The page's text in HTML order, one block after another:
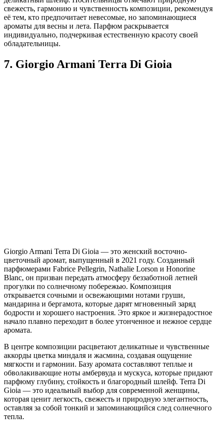
свежесть, гармонию и чувственность композиции, рекомендуя
её тем, кто предпочитает невесомые, но запоминающиеся
ароматы для весны и лета. Парфюм раскрывается
индивидуально, подчеркивая естественную красоту своей
обладательницы.
7. Giorgio Armani Terra Di Gioia
Giorgio Armani Terra Di Gioia — это женский восточно-
цветочный аромат, выпущенный в 2021 году. Созданный
парфюмерами Fabrice Pellegrin, Nathalie Lorson и Honorine
Blanc, он призван передать атмосферу беззаботной летней
прогулки по солнечному побережью. Композиция
открывается сочными и освежающими нотами груши,
мандарина и бергамота, которые дарят мгновенный заряд
бодрости и хорошего настроения. Это яркое и жизнерадостное
начало плавно переходит в более утонченное и нежное сердце
аромата.
В центре композиции расцветают деликатные и чувственные
аккорды цветка миндаля и жасмина, создавая ощущение
мягкости и гармонии. Базу аромата составляют теплые и
обволакивающие ноты амбервуда и мускуса, которые придают
парфюму глубину, стойкость и благородный шлейф. Terra Di
Gioia — это идеальный выбор для современной женщины,
которая ценит легкость, свежесть и природную элегантность,
оставляя за собой тонкий и запоминающийся след солнечного
тепла.